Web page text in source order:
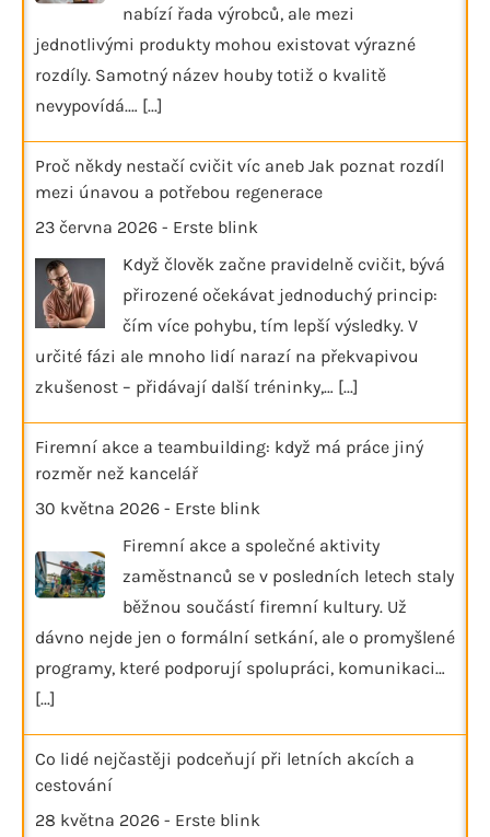
nabízí řada výrobců, ale mezi
jednotlivými produkty mohou existovat výrazné
rozdíly. Samotný název houby totiž o kvalitě
nevypovídá.… [...]
Proč někdy nestačí cvičit víc aneb Jak poznat rozdíl
mezi únavou a potřebou regenerace
23 června 2026 - Erste blink
Když člověk začne pravidelně cvičit, bývá
přirozené očekávat jednoduchý princip:
čím více pohybu, tím lepší výsledky. V
určité fázi ale mnoho lidí narazí na překvapivou
zkušenost – přidávají další tréninky,… [...]
Firemní akce a teambuilding: když má práce jiný
rozměr než kancelář
30 května 2026 - Erste blink
Firemní akce a společné aktivity
zaměstnanců se v posledních letech staly
běžnou součástí firemní kultury. Už
dávno nejde jen o formální setkání, ale o promyšlené
programy, které podporují spolupráci, komunikaci…
[...]
Co lidé nejčastěji podceňují při letních akcích a
cestování
28 května 2026 - Erste blink